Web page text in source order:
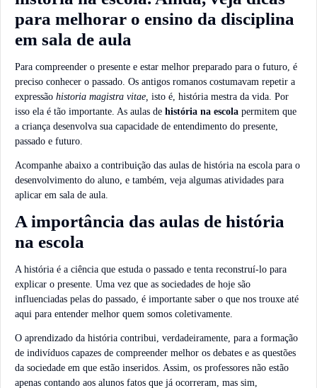
para melhorar o ensino da disciplina
em sala de aula
Para compreender o presente e estar melhor preparado para o futuro, é
preciso conhecer o passado. Os antigos romanos costumavam repetir a
expressão historia magistra vitae, isto é, história mestra da vida. Por
isso ela é tão importante. As aulas de história na escola permitem que
a criança desenvolva sua capacidade de entendimento do presente,
passado e futuro.
Acompanhe abaixo a contribuição das aulas de história na escola para o
desenvolvimento do aluno, e também, veja algumas atividades para
aplicar em sala de aula.
A importância das aulas de história
na escola
A história é a ciência que estuda o passado e tenta reconstruí-lo para
explicar o presente. Uma vez que as sociedades de hoje são
influenciadas pelas do passado, é importante saber o que nos trouxe até
aqui para entender melhor quem somos coletivamente.
O aprendizado da história contribui, verdadeiramente, para a formação
de indivíduos capazes de compreender melhor os debates e as questões
da sociedade em que estão inseridos. Assim, os professores não estão
apenas contando aos alunos fatos que já ocorreram, mas sim,